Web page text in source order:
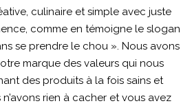
culinaire et simple avec juste
comme en témoigne le slogan
se prendre le chou ». Nous avons
marque des valeurs qui nous
des produits à la fois sains et
rien à cacher et vous avez